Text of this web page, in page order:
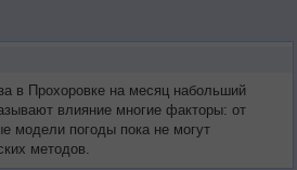
в Прохоровке на месяц набольший
влияние многие факторы: от
модели погоды пока не могут
методов.